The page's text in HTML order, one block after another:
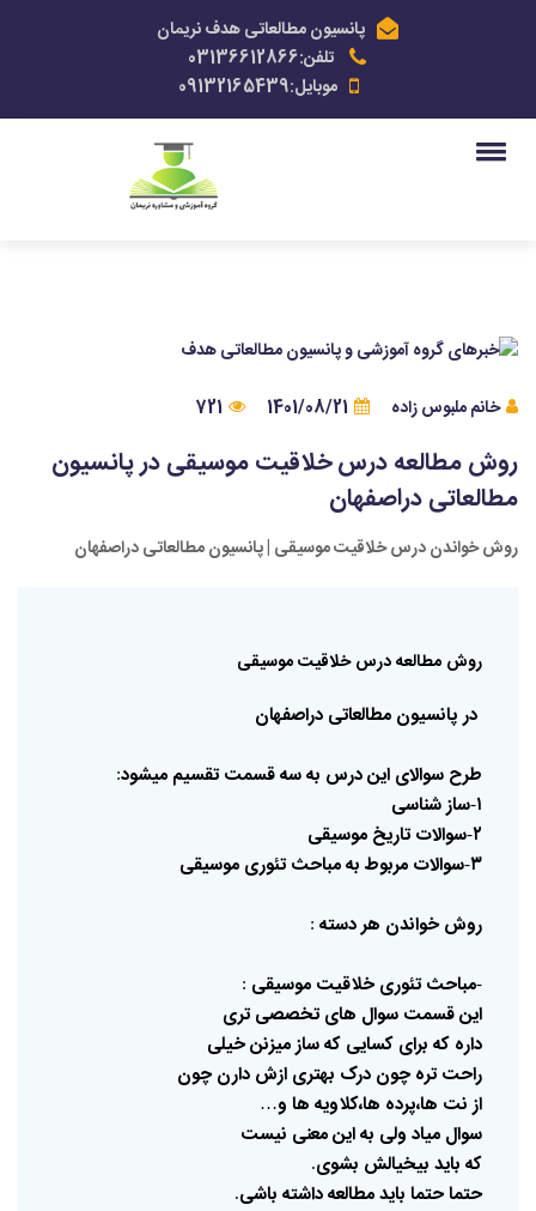
پانسیون مطالعاتی هدف نریمان
تلفن:03136612866
موبایل:09132165439
خانم ملبوس زاده 1401/08/21
721
روش مطالعه درس خلاقیت موسیقی در پانسیون
مطالعاتی دراصفهان
روش خواندن درس خلاقیت موسیقی | پانسیون مطالعاتی دراصفهان
روش مطالعهدرس خلاقیتموسیقی
در پانسیون مطالعاتی دراصفهان
طرح سوالای ایندرس بهسهقسمت تقسیم میشود:
۱-سازشناسی
۲-سوالات تاریخ موسیقی
۳-سوالات مربوط بهمباحث تئوری موسیقی
روش خواندن هردسته :
مباحث تئوری خلاقیت موسیقی :
اینقسمت سوال های تخصصی تری
داره که برای کسایی کهسازمیزننخیلی
راحت تره چون درک بهتری ازش دارن چون
از نت ها،پرده ها،کلاویه ها و…
سوال میاد ولی بهاینمعنی نیست
که باید بیخیالش بشوی.
حتماحتما بایدمطالعهداشته باشی.